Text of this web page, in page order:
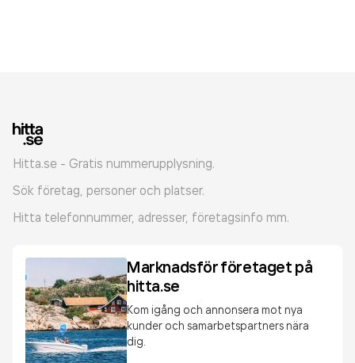
Hitta.se - Gratis nummerupplysning.
Sök företag, personer och platser.
Hitta telefonnummer, adresser, företagsinfo mm.
Marknadsför företaget på
hitta.se
Kom igång och annonsera mot nya
kunder och samarbetspartners nära
dig.